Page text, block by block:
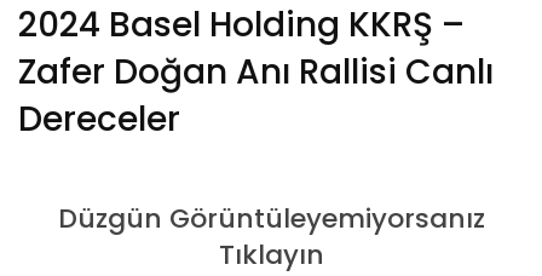
2024 Basel Holding KKRŞ –
Zafer Doğan Anı Rallisi Canlı
Dereceler
Düzgün Görüntüleyemiyorsanız
Tıklayın